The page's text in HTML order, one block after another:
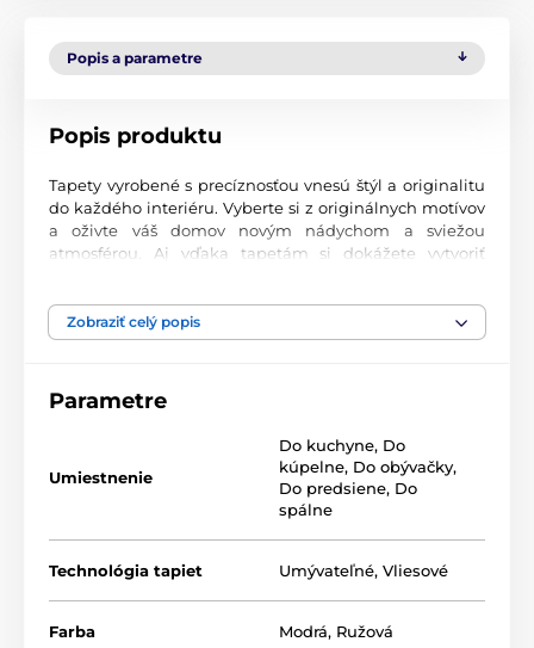
Popis a parametre
Popis produktu
Tapety vyrobené s precíznosťou vnesú štýl a originalitu
do každého interiéru. Vyberte si z originálnych motívov
a oživte váš domov novým nádychom a sviežou
atmosférou. Aj vďaka tapetám si dokážete vytvoriť
Najvyššia kvalita tlače
miestnosti. Tlačia sa na kvalitný vlies s jemným
technológii sa vyznačujú výbornou odolnosťou a
farebnou stálosťou.
výška)
z nich pozostáva z pásov širokých 49 cm.
Zobraziť celý popis
Parametre
Umiestnenie
Do kuchyne, Do
kúpelne, Do obývačky,
Do predsiene, Do
spálne
Technológia tapiet Umývateľné, Vliesové
Farba Modrá, Ružová